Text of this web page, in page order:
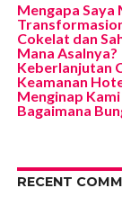
Mengapa Saya
Cokelat dan
Mana Asalnya?
Keberlanjutan
Keamanan
Menginap
Bagaimana
RECENT